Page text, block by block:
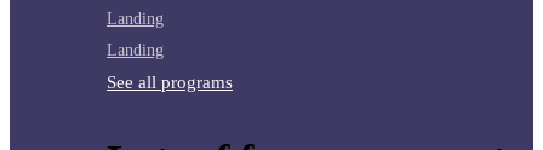
Landing
Landing
See all programs